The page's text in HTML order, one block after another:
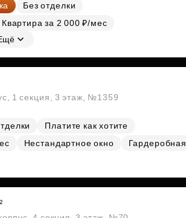
Без отделки
Квартира за 2 000 ₽/мес
1 секция, 3 этаж, №1359
Платите как хотите
Нестандартное окно
Гардеробная